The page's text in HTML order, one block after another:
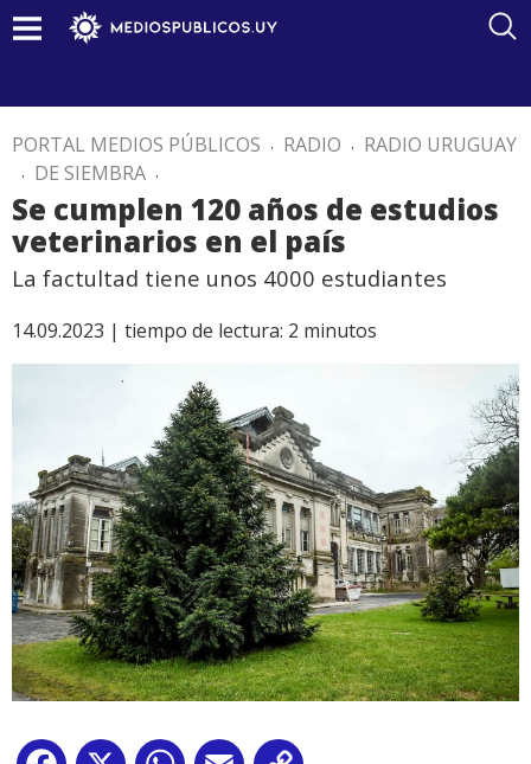
PORTAL MEDIOS PÚBLICOS . RADIO . RADIO URUGUAY
. DE SIEMBRA .
Se cumplen 120 años de estudios
veterinarios en el país
La factultad tiene unos 4000 estudiantes
14.09.2023 | tiempo de lectura: 2 minutos